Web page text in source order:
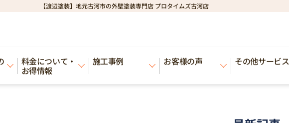
【渡辺塗装】地元古河市の外壁塗装専門店 プロタイムズ古河店
料金について・
お得情報
施工事例 お客様の声 その他サービス